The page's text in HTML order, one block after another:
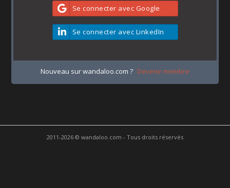
Se connecter avec Google
Se connecter avec LinkedIn
Nouveau sur wandaloo.com ? Devenir membre
2011-2026 © wandaloo.com - Tous droits réservés